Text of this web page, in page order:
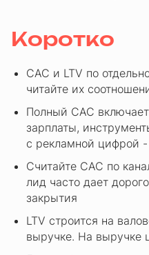
Коротко
CAC и LTV по
читайте их
Полный CAC
зарплаты,
с рекламной цифрой -
Считайте CAC по
лид часто дает
закрытия
LTV строится на
выручке. На выручке